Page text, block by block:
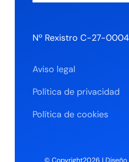
Nº Rexistro C-27-
Aviso legal
Política de privacidad
Política de cookies
© Copyright2026 |